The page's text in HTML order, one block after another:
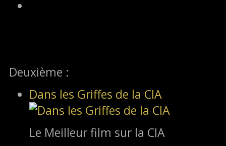
Deuxième :
Dans les Griffes de la CIA
Le Meilleur film sur la CIA